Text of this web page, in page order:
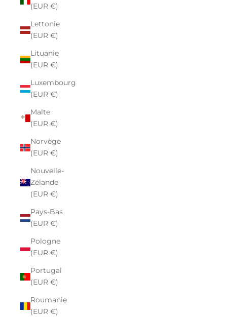
(EUR €)
Lettonie
(EUR €)
Lituanie
(EUR €)
Luxembourg
(EUR €)
Malte
(EUR €)
Norvège
(EUR €)
Nouvelle-
Zélande
(EUR €)
Pays-Bas
(EUR €)
Pologne
(EUR €)
Portugal
(EUR €)
Roumanie
(EUR €)